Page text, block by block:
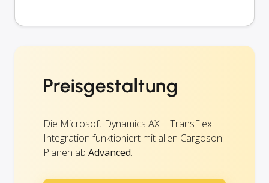
Preisgestaltung
Die Microsoft Dynamics AX + TransFlex
Integration funktioniert mit allen Cargoson-
Plänen ab Advanced.